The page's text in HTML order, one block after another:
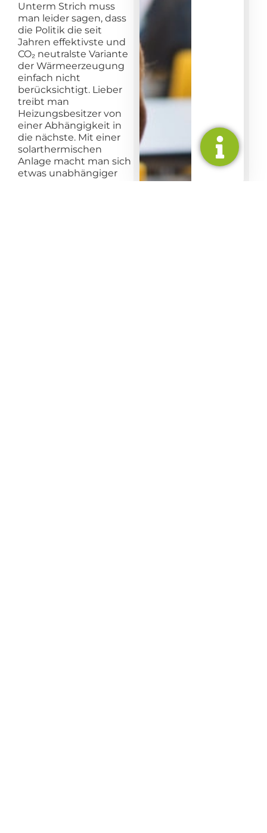
Unterm Strich muss
man leider sagen, dass
die Politik die seit
Jahren effektivste und
CO₂ neutralste Variante
der Wärmeerzeugung
einfach nicht
berücksichtigt. Lieber
treibt man
Heizungsbesitzer von
einer Abhängigkeit in
die nächste. Mit einer
solarthermischen
Anlage macht man sich
etwas unabhängiger